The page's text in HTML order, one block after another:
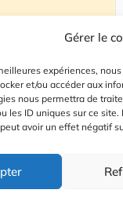
Gérer le
expériences,
et/ou accéder aux
nous permettra de
les ID uniques sur ce
avoir un effet négatif
du site